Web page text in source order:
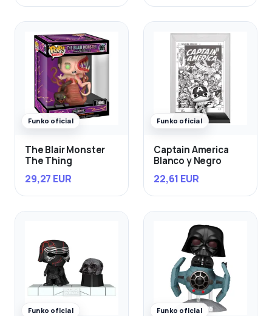
Funko oficial
The Blair Monster
The Thing
29,27 EUR
Funko oficial
Captain America
Blanco y Negro
22,61 EUR
Funko oficial Funko oficial